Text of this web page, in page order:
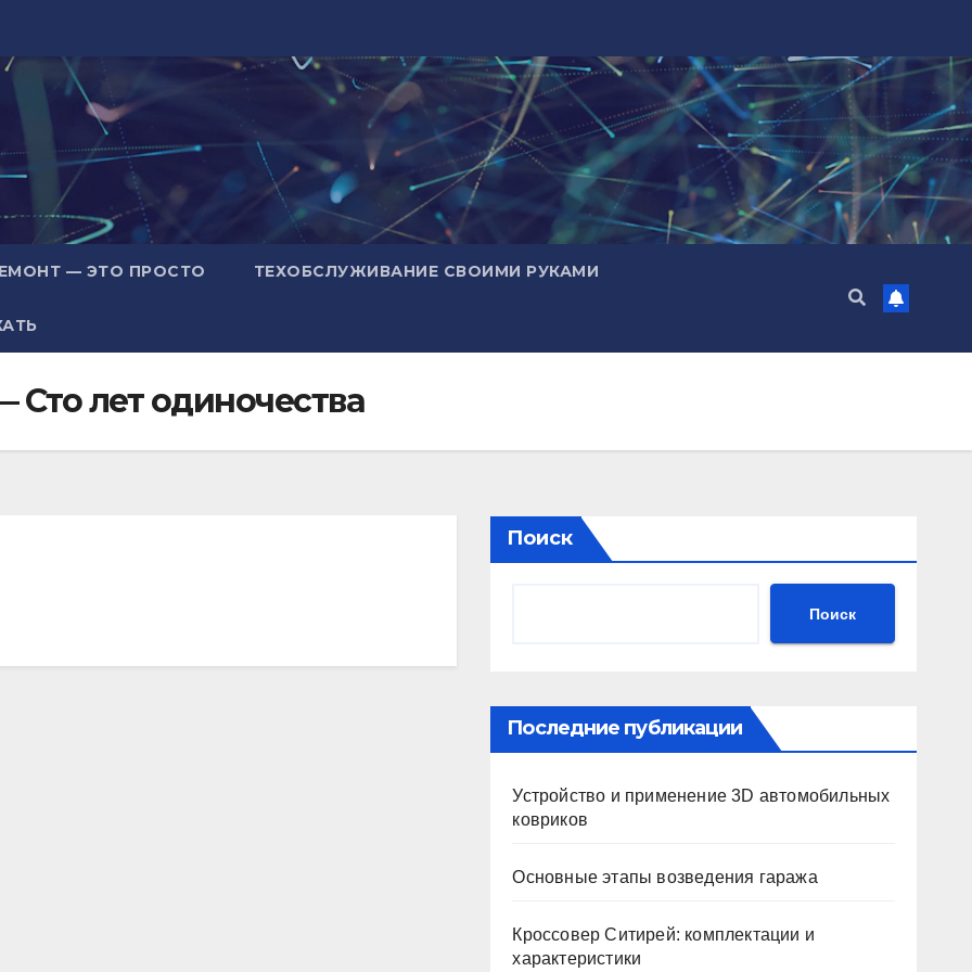
— ЭТО ПРОСТО ТЕХОБСЛУЖИВАНИЕ СВОИМИ РУКАМИ
Сто лет одиночества
Поиск
Поиск
Последние публикации
Устройство и применение 3D автомобильных
ковриков
Основные этапы возведения гаража
Кроссовер Ситирей: комплектации и
характеристики